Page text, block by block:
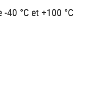
40 °C et +100 °C